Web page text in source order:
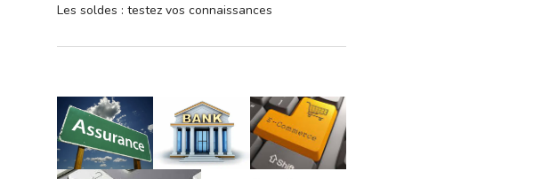
Les soldes : testez vos connaissances